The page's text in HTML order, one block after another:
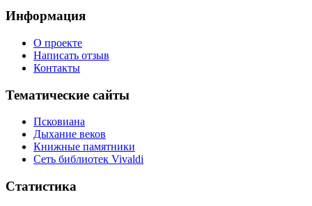
Информация
О проекте
Написать отзыв
Контакты
Тематические сайты
Псковиана
Дыхание веков
Книжные памятники
Сеть библиотек Vivaldi
Статистика